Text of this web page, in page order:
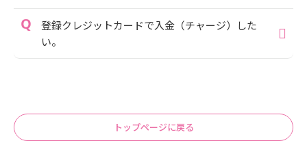
登録クレジットカードで入金（チャージ）した
い。
トップページに戻る